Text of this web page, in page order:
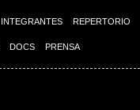
INTEGRANTES REPERTORIO
DOCS PRENSA